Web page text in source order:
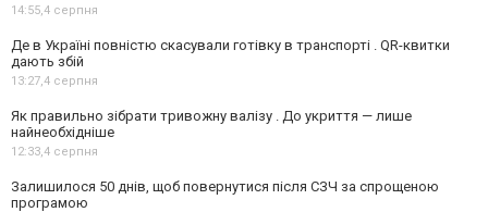
14:55,4 серпня
Де в Україні повністю скасували готівку в транспорті . QR-квитки
дають збій
13:27,4 серпня
Як правильно зібрати тривожну валізу . До укриття — лише
найнеобхідніше
12:33,4 серпня
Залишилося 50 днів, щоб повернутися після СЗЧ за спрощеною
програмою